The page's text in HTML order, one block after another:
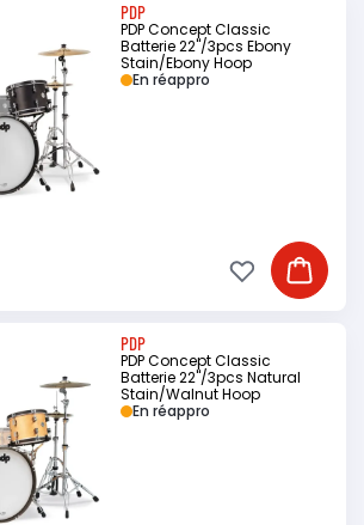
PDP
PDP Concept Classic
Batterie 22"/3pcs Ebony
Stain/Ebony Hoop
En réappro
Ajouter
Ajouter à ma
PDP
PDP Concept Classic
Batterie 22"/3pcs Natural
Stain/Walnut Hoop
En réappro